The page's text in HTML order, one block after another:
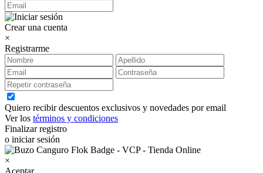
Crear una cuenta
×
Registrarme
Quiero recibir descuentos exclusivos y novedades por email
Ver los términos y condiciones
Finalizar registro
o iniciar sesión
×